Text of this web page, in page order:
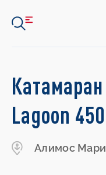
Катамаран
Lagoon
Алимос